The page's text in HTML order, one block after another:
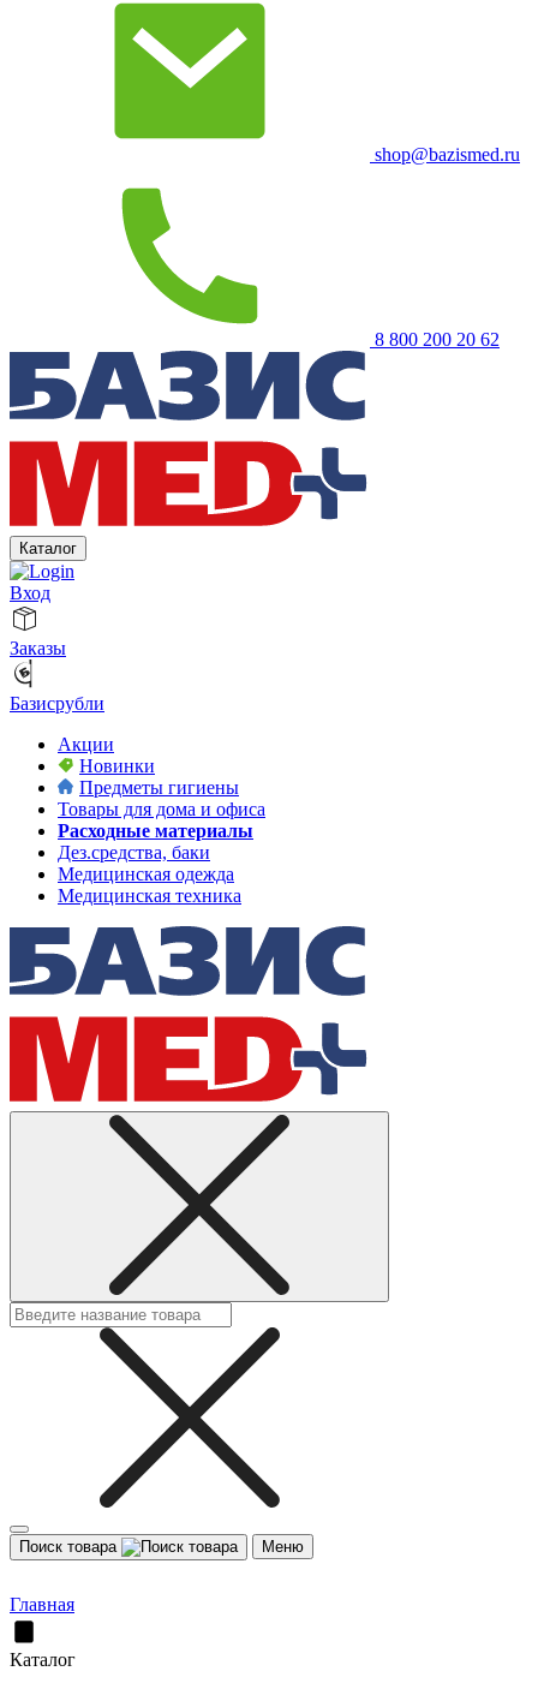
shop@bazismed.ru
8 800 200 20 62
Каталог
Вход
Заказы
Базисрубли
Акции
Новинки
Предметы гигиены
Товары для дома и офиса
Расходные материалы
Дез.средства, баки
Медицинская одежда
Медицинская техника
Поиск товара Меню
Главная
Каталог